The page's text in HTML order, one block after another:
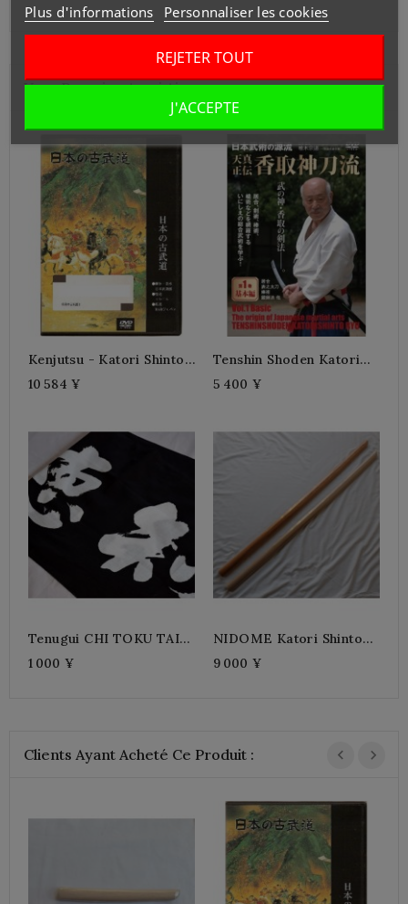
Vous Pourriez Aussi Aimer
Kenjutsu - Katori Shinto
10 584 ¥
Tenshin Shoden Katori
5 400 ¥
Tenugui CHI TOKU TAI
Noir
1 000 ¥
NIDOME Katori Shinto
Ryu-Chêne
9 000 ¥
Clients Ayant Acheté Ce Produit :
Plus d'informations Personnaliser les cookies
REJETER TOUT
J'ACCEPTE